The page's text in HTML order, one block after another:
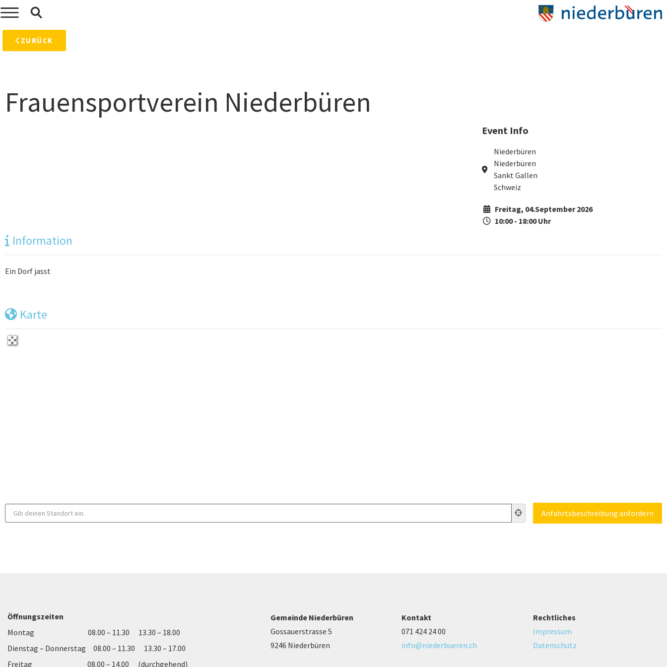
ZURÜCK
Frauensportverein Niederbüren
Event Info
Niederbüren
Niederbüren
Sankt Gallen
Schweiz
Freitag, 04.September 2026
10:00 - 18:00 Uhr
Information
Ein Dorf jasst
Karte
Öffnungszeiten
Montag 08.00 – 11.30 13.30 – 18.00
Dienstag – Donnerstag 08.00 – 11.30 13.30 – 17.00
Freitag 08.00 – 14.00 (durchgehend)
Gemeinde Niederbüren
Gossauerstrasse 5
9246 Niederbüren
Kontakt
071 424 24 00
info@niederbueren.ch
Rechtliches
Impressum
Datenschutz